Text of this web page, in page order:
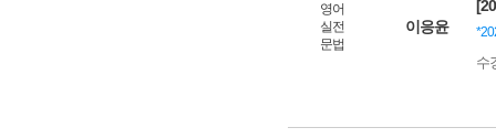
영어
실전
문법
이응윤
수